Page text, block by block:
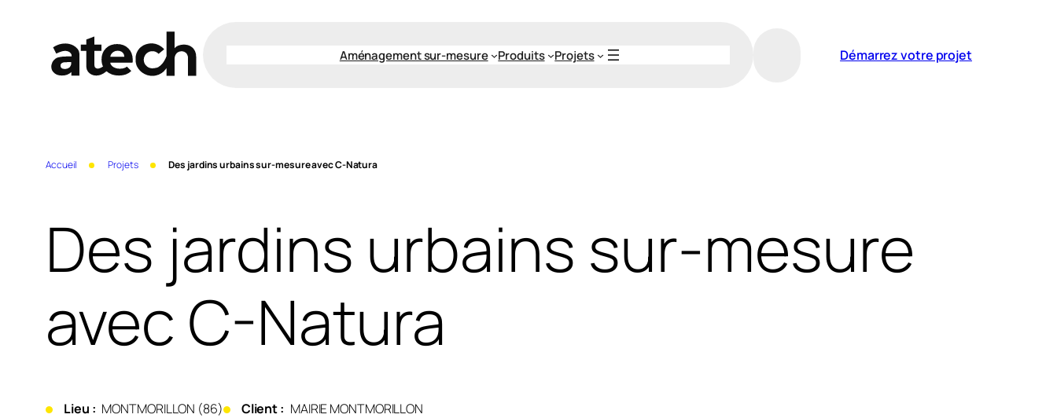
contenu
Aménagement sur-mesure Produits Projets Démarrez votre projet
Accueil Projets Des jardins urbains sur-mesure avec C-Natura
Des jardins urbains sur-mesure
avec C-Natura
Lieu : MONTMORILLON (86) Client : MAIRIE MONTMORILLON